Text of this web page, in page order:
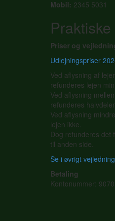
Mobil: 2345 5031
Priser og
Udlejningspriser
Ved aflysning af
refunderes lejen
Ved aflysning
refunderes
Ved aflysning
lejen ikke.
Dog refunderes det
til anden side.
Se i øvrigt
Betaling
Kontonummer: